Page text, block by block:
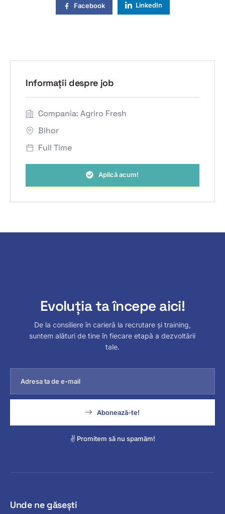
Informații despre job
Compania: Agriro Fresh
Bihor
Full Time
Aplică acum!
Facebook LinkedIn
Evoluția ta începe aici!
De la consiliere în carieră la recrutare și training,
suntem alături de tine în fiecare etapă a dezvoltării
tale.
Abonează-te!
✌️ Promitem să nu spamăm!
Unde ne găsești